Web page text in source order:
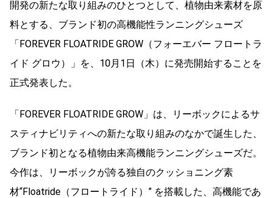
開発の新たな取り組みのひとつとして、植物由来素材を原
料とする、ブランド初の高機能性ランニングシューズ
「FOREVER FLOATRIDE GROW（フォーエバー フロートラ
イド グロウ）」を、10月1日（木）に発売開始することを
正式発表した。
「FOREVER FLOATRIDE GROW」は、リーボックによるサ
スティナビリティへの新たな取り組みのなかで誕生した、
ブランド初となる植物由来高機能ランニングシューズだ。
今作は、リーボックが誇る独自のクッショニング素
材“Floatride（フロートライド）” を搭載した、高機能であ